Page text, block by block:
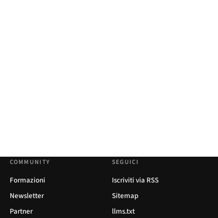
COMMUNITY
Formazioni
Newsletter
Partner
SEGUICI
Iscriviti via RSS
Sitemap
llms.txt